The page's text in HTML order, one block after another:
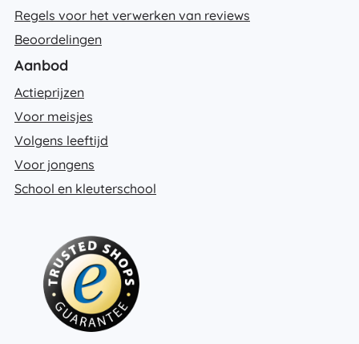
Regels voor het verwerken van reviews
Beoordelingen
Aanbod
Actieprijzen
Voor meisjes
Volgens leeftijd
Voor jongens
School en kleuterschool